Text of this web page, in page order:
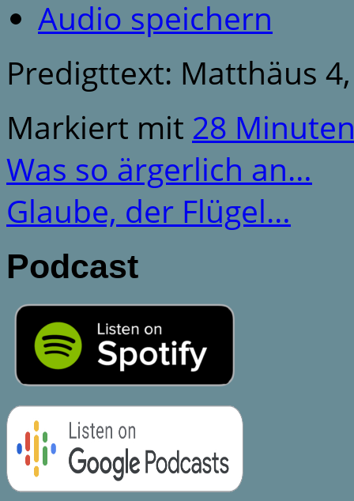
Audio speichern
Predigttext: Matthäus
Markiert mit 28
Was so ärgerlich an…
Glaube, der Flügel…
Podcast